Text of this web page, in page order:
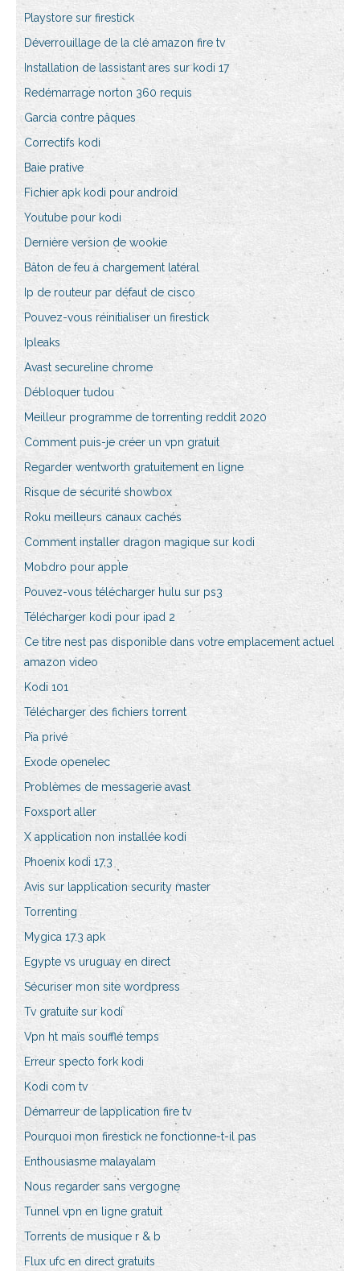
Playstore sur firestick
Déverrouillage de la clé amazon fire tv
Installation de lassistant ares sur kodi 17
Redémarrage norton 360 requis
Garcia contre pâques
Correctifs kodi
Baie prative
Fichier apk kodi pour android
Youtube pour kodi
Dernière version de wookie
Bâton de feu à chargement latéral
Ip de routeur par défaut de cisco
Pouvez-vous réinitialiser un firestick
Ipleaks
Avast secureline chrome
Débloquer tudou
Meilleur programme de torrenting reddit 2020
Comment puis-je créer un vpn gratuit
Regarder wentworth gratuitement en ligne
Risque de sécurité showbox
Roku meilleurs canaux cachés
Comment installer dragon magique sur kodi
Mobdro pour apple
Pouvez-vous télécharger hulu sur ps3
Télécharger kodi pour ipad 2
Ce titre nest pas disponible dans votre emplacement actuel
amazon video
Kodi 101
Télécharger des fichiers torrent
Pia privé
Exode openelec
Problèmes de messagerie avast
Foxsport aller
X application non installée kodi
Phoenix kodi 17,3
Avis sur lapplication security master
Torrenting
Mygica 17.3 apk
Egypte vs uruguay en direct
Sécuriser mon site wordpress
Tv gratuite sur kodi
Vpn ht maïs soufflé temps
Erreur specto fork kodi
Kodi com tv
Démarreur de lapplication fire tv
Pourquoi mon firestick ne fonctionne-t-il pas
Enthousiasme malayalam
Nous regarder sans vergogne
Tunnel vpn en ligne gratuit
Torrents de musique r & b
Flux ufc en direct gratuits